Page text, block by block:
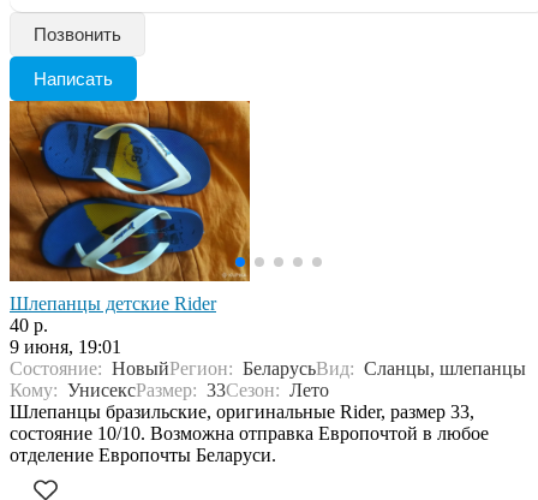
Позвонить
Написать
Шлепанцы детские Rider
40 р.
9 июня, 19:01
Состояние: НовыйРегион: БеларусьВид: Сланцы, шлепанцы
Кому: УнисексРазмер: 33Сезон: Лето
Шлепанцы бразильские, оригинальные Rider, размер 33,
состояние 10/10. Возможна отправка Европочтой в любое
отделение Европочты Беларуси.